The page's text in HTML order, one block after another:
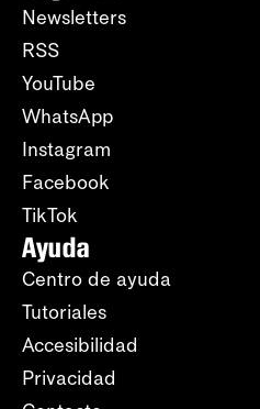
Newsletters
RSS
YouTube
WhatsApp
Instagram
Facebook
TikTok
Ayuda
Centro de ayuda
Tutoriales
Accesibilidad
Privacidad